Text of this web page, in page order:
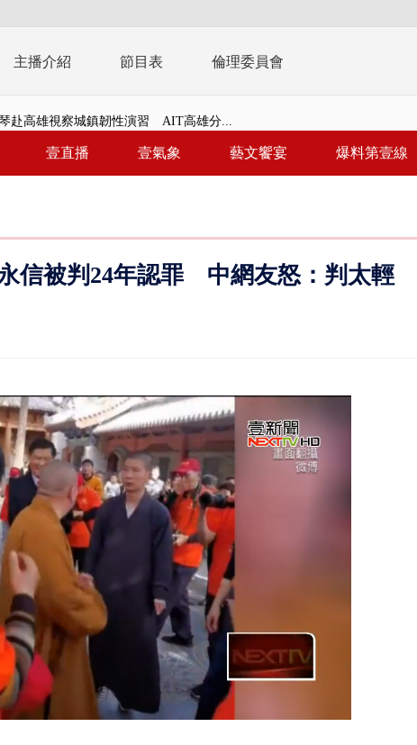
主播介紹 節目表 倫理委員會
赴高雄視察城鎮韌性演習 AIT高雄分...
」挾風雨肆虐菲律賓 土石流災情釀6
海警！ 雨彈將炸台中以北 不排除明...
機場航班取消！ 滯留旅客「拚手速」搶...
壹直播 壹氣象 藝文饗宴 爆料第壹線
信被判24年認罪 中網友怒：判太輕